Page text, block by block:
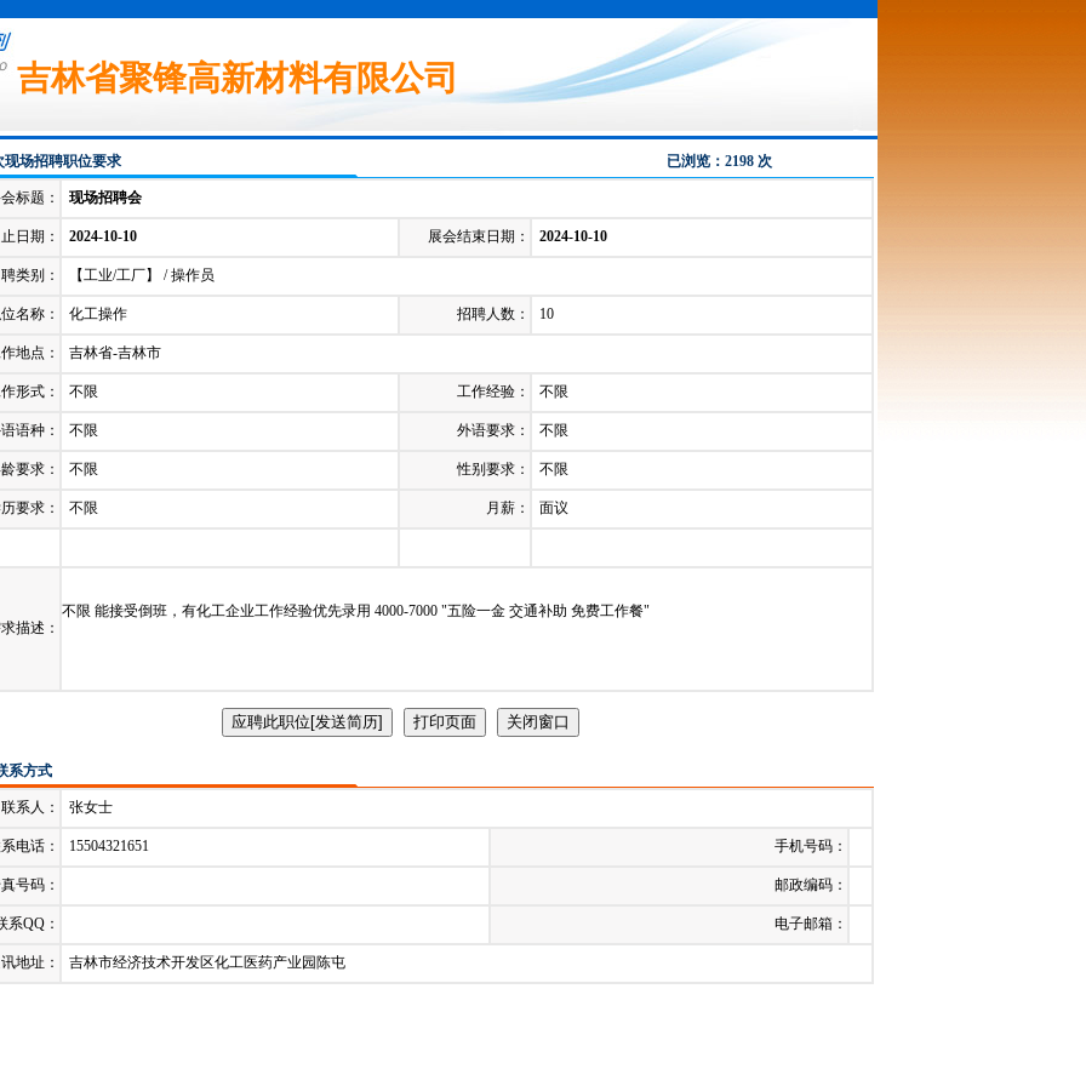
吉林省聚锋高新材料有限公司
现场招聘职位要求 已浏览：2198 次
标题： 现场招聘会
日期： 2024-10-10 展会结束日期： 2024-10-10
类别： 【工业/工厂】 / 操作员
名称： 化工操作 招聘人数： 10
地点： 吉林省-吉林市
形式： 不限 工作经验： 不限
语种： 不限 外语要求： 不限
要求： 不限 性别要求： 不限
要求： 不限 月薪： 面议
描述：
不限 能接受倒班，有化工企业工作经验优先录用 4000-7000 "五险一金 交通补助 免费工作餐"
系方式
联系人： 张女士
电话： 15504321651 手机号码：
号码： 邮政编码：
系QQ： 电子邮箱：
地址： 吉林市经济技术开发区化工医药产业园陈屯